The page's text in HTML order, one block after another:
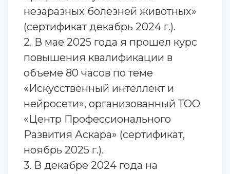
незаразных болезней животных»
(сертификат декабрь 2024 г.).
2. В мае 2025 года я прошел курс
повышения квалификации в
объеме 80 часов по теме
«Искусственный интеллект и
нейросети», организованный ТОО
«Центр Профессионального
Развития Аскара» (сертификат,
ноябрь 2025 г.).
3. В декабре 2024 года на